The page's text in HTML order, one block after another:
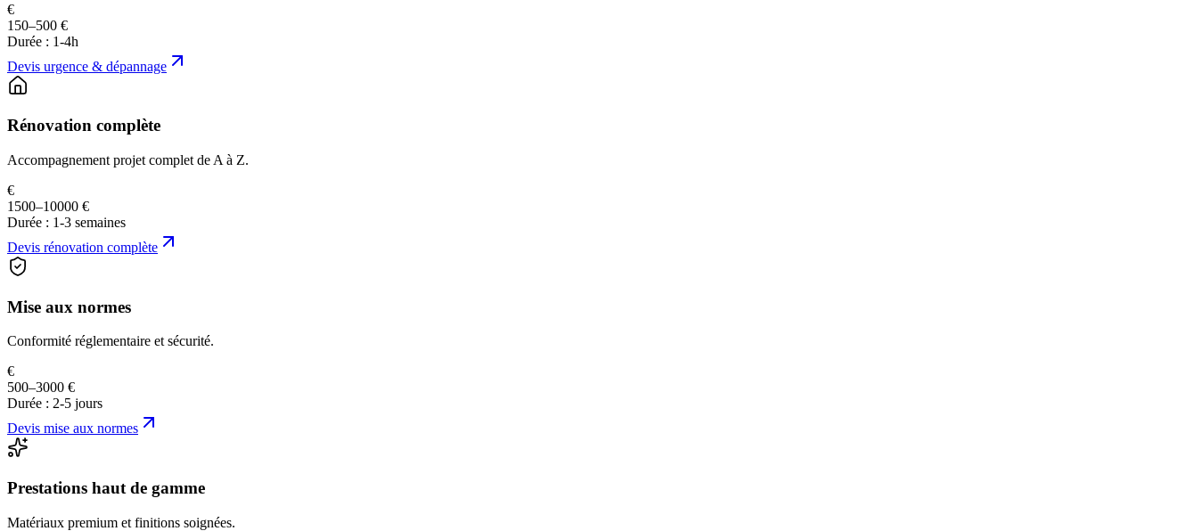
€
150–500 €
Durée : 1-4h
Devis urgence & dépannage
Rénovation complète
Accompagnement projet complet de A à Z.
€
1500–10000 €
Durée : 1-3 semaines
Devis rénovation complète
Mise aux normes
Conformité réglementaire et sécurité.
€
500–3000 €
Durée : 2-5 jours
Devis mise aux normes
Prestations haut de gamme
Matériaux premium et finitions soignées.